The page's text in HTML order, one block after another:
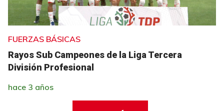
FUERZAS BÁSICAS
Rayos Sub Campeones de la Liga Tercera
División Profesional
hace 3 años